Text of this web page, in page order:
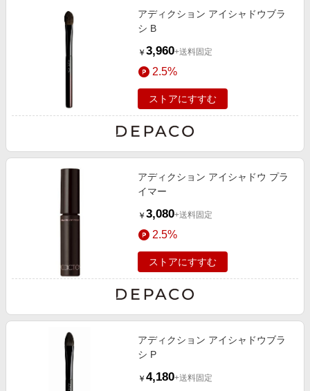
アディクション アイシャドウブラ
シ B
￥ 3,960+送料固定
2.5%
ストアにすすむ
アディクション アイシャドウ プラ
イマー
￥ 3,080+送料固定
2.5%
ストアにすすむ
アディクション アイシャドウブラ
シ P
￥ 4,180+送料固定